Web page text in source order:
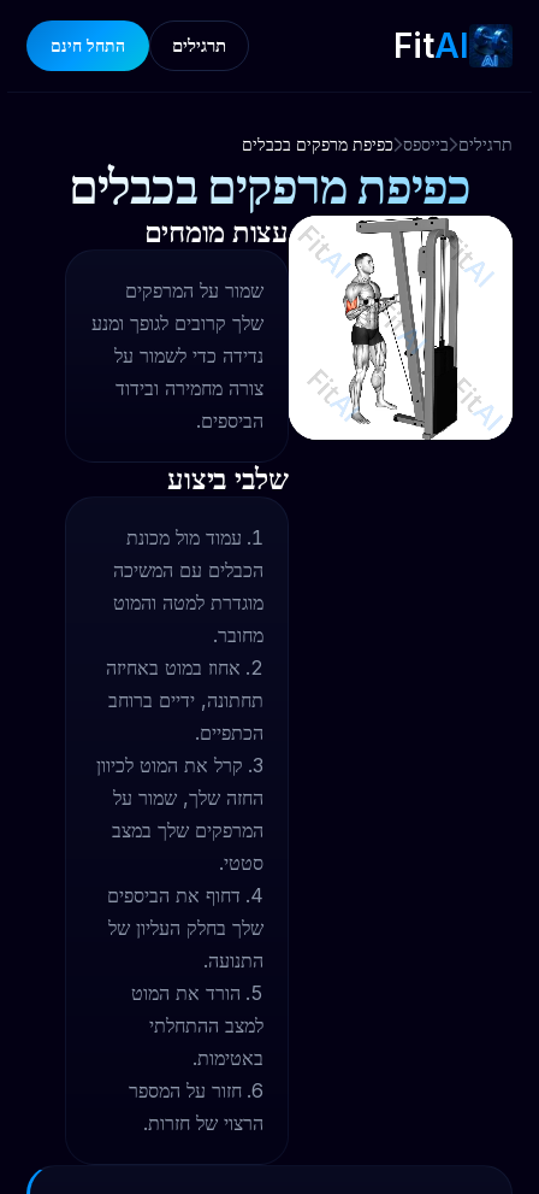
FitAI תרגילים התחל חינם
תרגילים בייספס כפיפת מרפקים בכבלים
כפיפת מרפקים בכבלים
עצות מומחים
שמור על המרפקים
שלך קרובים לגופך ומנע
נדידה כדי לשמור על
צורה מחמירה ובידוד
הביספים.
שלבי ביצוע
עמוד מול מכונת
הכבלים עם המשיכה
מוגדרת למטה והמוט
מחובר.
אחוז במוט באחיזה
תחתונה, ידיים ברוחב
הכתפיים.
קרל את המוט לכיוון
החזה שלך, שמור על
המרפקים שלך במצב
סטטי.
דחוף את הביספים
שלך בחלק העליון של
התנועה.
הורד את המוט
למצב ההתחלתי
באטימות.
חזור על המספר
הרצוי של חזרות.